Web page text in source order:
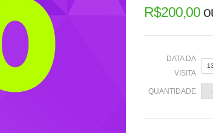
R$200,00
DATA DA
VISITA
QUANTIDADE